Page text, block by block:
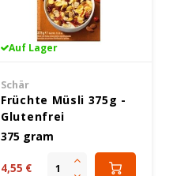
Auf Lager
Schär
Früchte Müsli 375g -
Glutenfrei
375 gram
4,55 €